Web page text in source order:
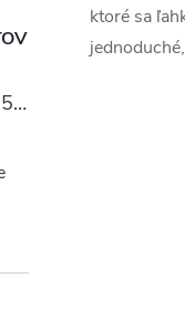
GAP Pánské Tričko classic 440775-00
ktoré sa